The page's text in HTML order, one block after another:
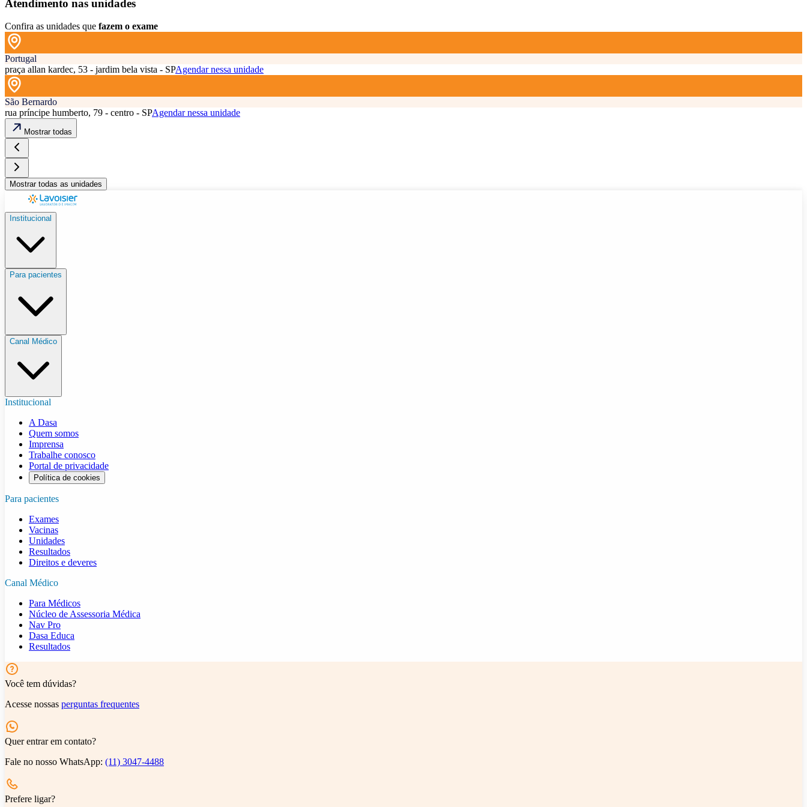
Atendimento nas unidades
Confira as unidades que fazem o exame
Portugal
praça allan kardec, 53 - jardim bela vista - SPAgendar nessa unidade
São Bernardo
rua príncipe humberto, 79 - centro - SPAgendar nessa unidade
Mostrar todas
Mostrar todas as unidades
Institucional
Para pacientes
Canal Médico
Institucional
A Dasa
Quem somos
Imprensa
Trabalhe conosco
Portal de privacidade
Política de cookies
Para pacientes
Exames
Vacinas
Unidades
Resultados
Direitos e deveres
Canal Médico
Para Médicos
Núcleo de Assessoria Médica
Nav Pro
Dasa Educa
Resultados
Você tem dúvidas?
Acesse nossas perguntas frequentes
Quer entrar em contato?
Fale no nosso WhatsApp: (11) 3047-4488
Prefere ligar?